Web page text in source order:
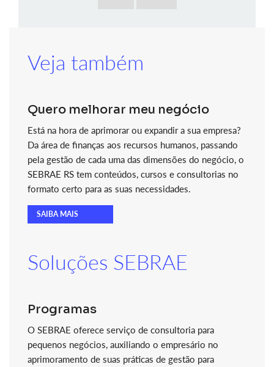
Veja também
Quero melhorar meu negócio
Está na hora de aprimorar ou expandir a sua empresa?
Da área de finanças aos recursos humanos, passando
pela gestão de cada uma das dimensões do negócio, o
SEBRAE RS tem conteúdos, cursos e consultorias no
formato certo para as suas necessidades.
SAIBA MAIS
Soluções SEBRAE
Programas
O SEBRAE oferece serviço de consultoria para
pequenos negócios, auxiliando o empresário no
aprimoramento de suas práticas de gestão para